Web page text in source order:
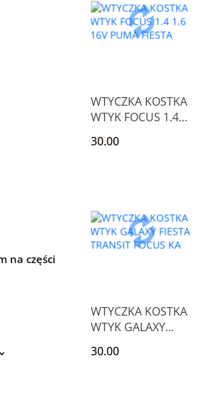
na części
WTYCZKA KOSTKA
WTYK FOCUS 1.4
FIESTA
30.00
WTYCZKA KOSTKA
WTYK GALAXY
FOCUS KA
30.00